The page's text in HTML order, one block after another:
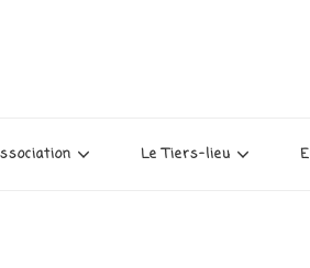
Le Tiers-lieu